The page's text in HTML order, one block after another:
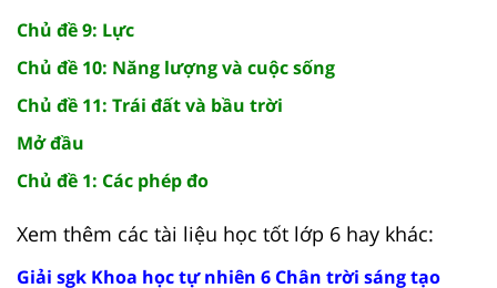
Chủ đề 9: Lực
Chủ đề 10: Năng lượng và cuộc sống
Chủ đề 11: Trái đất và bầu trời
Mở đầu
Chủ đề 1: Các phép đo
Xem thêm các tài liệu học tốt lớp 6 hay khác:
Giải sgk Khoa học tự nhiên 6 Chân trời sáng tạo